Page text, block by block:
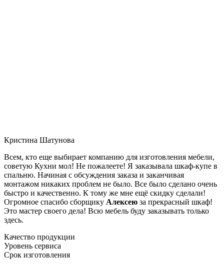
Кристина Шатунова
Всем, кто еще выбирает компанию для изготовления мебели,
советую Кухни мол! Не пожалеете! Я заказывала шкаф-купе в
спальню. Начиная с обсуждения заказа и заканчивая
монтажом никаких проблем не было. Все было сделано очень
быстро и качественно. К тому же мне ещё скидку сделали!
Огромное спасибо сборщику Алексею за прекрасный шкаф!
Это мастер своего дела! Всю мебель буду заказывать только
здесь.
Качество продукции
Уровень сервиса
Срок изготовления